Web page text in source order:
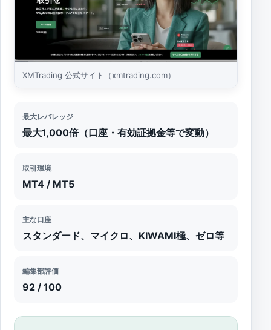
XMTrading 公式サイト（xmtrading.com）
最大レバレッジ
最大1,000倍（口座・有効証拠金等で変動）
取引環境
MT4 / MT5
主な口座
スタンダード、マイクロ、KIWAMI極、ゼロ等
編集部評価
92 / 100